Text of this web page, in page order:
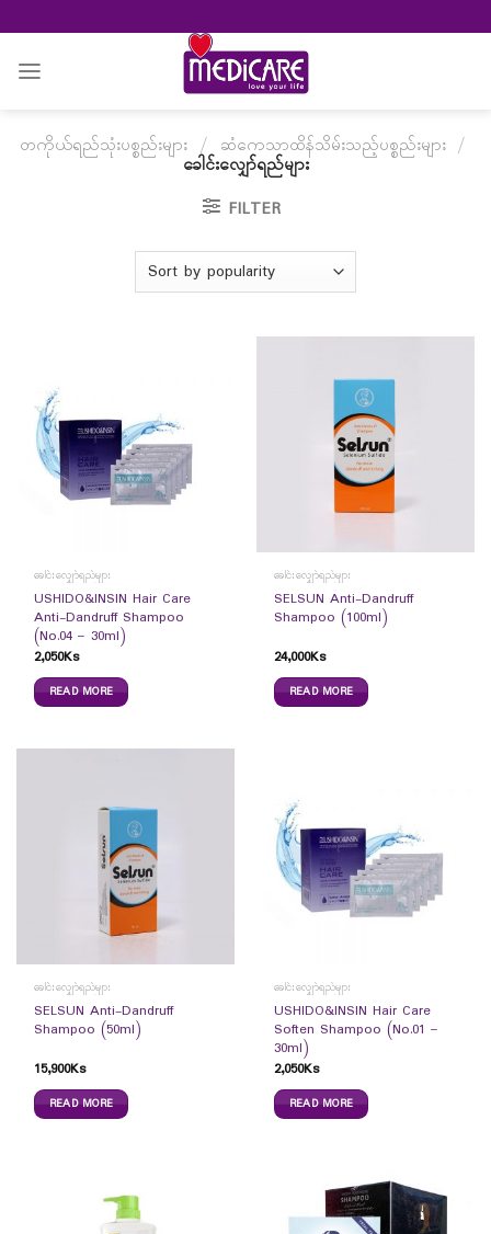
to
content
တကိုယ်ရည်သုံးပစ္စည်းများ / ဆံကေသာထိန်သိမ်းသည့်ပစ္စည်းများ /
ခေါင်းလျှော်ရည်များ
FILTER
ခေါင်းလျှော်ရည်များ
USHIDO&INSIN Hair Care
Anti-Dandruff Shampoo
(No.04 – 30ml)
2,050Ks
READ MORE
ခေါင်းလျှော်ရည်များ
SELSUN Anti-Dandruff
Shampoo (100ml)
24,000Ks
READ MORE
ခေါင်းလျှော်ရည်များ
SELSUN Anti-Dandruff
Shampoo (50ml)
15,900Ks
READ MORE
ခေါင်းလျှော်ရည်များ
USHIDO&INSIN Hair Care
Soften Shampoo (No.01 –
30ml)
2,050Ks
READ MORE